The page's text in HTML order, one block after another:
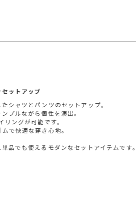
ットアップ
シャツとパンツのセットアップ。
プルながら個性を演出。
ングが可能です。
で快適な穿き心地。
品でも使えるモダンなセットアイテムです。